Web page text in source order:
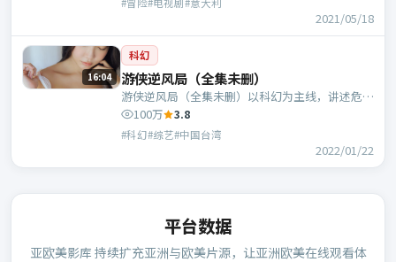
2021/05/18
16:04
科幻
游侠逆风局（全集未删）
游侠逆风局（全集未删）以科幻为主线，讲述危机
中的抉择与人物成长；中国台湾班底，郭帆执导，
杨紫琼、刘德华等主演。
100万 3.8
#科幻#综艺#中国台湾
2022/01/22
平台数据
亚欧美影库 持续扩充亚洲与欧美片源，让亚洲欧美在线观看体